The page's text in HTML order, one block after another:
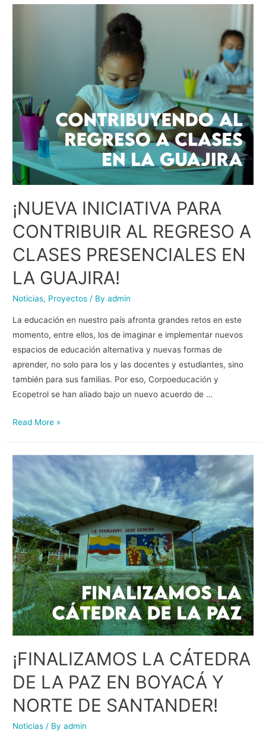
¡NUEVA INICIATIVA PARA
CONTRIBUIR AL REGRESO A
CLASES PRESENCIALES EN
LA GUAJIRA!
Noticias, Proyectos / Byadmin
La educación en nuestro país afronta grandes retos en este
momento, entre ellos, los de imaginar e implementar nuevos
espacios de educación alternativa y nuevas formas de
aprender, no solo para los y las docentes y estudiantes, sino
también para sus familias. Por eso, Corpoeducación y
Ecopetrol se han aliado bajo un nuevo acuerdo de …
Read More »
¡FINALIZAMOS LA CÁTEDRA
DE LA PAZ EN BOYACÁ Y
NORTE DE SANTANDER!
Noticias / Byadmin